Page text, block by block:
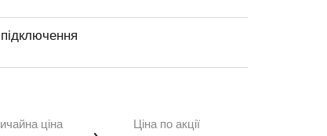
ціна Ціна по акції